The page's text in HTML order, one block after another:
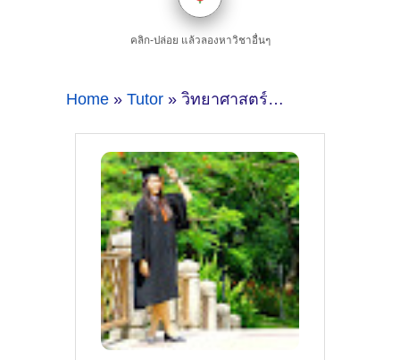
คลิก-ปล่อย แล้วลองหาวิชาอื่นๆ
Home » Tutor » วิทยาศาสตร์+มัธยมต้น